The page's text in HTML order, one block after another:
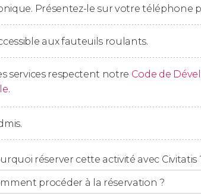
l'hôtel
la prise en charge dans un
vous séjournez en dehors de cette zone,
Présentez-le sur votre téléphone
aux fauteuils roulants.
services respectent notre Code de
.
réserver cette activité avec Civitatis
procéder à la réservation ?